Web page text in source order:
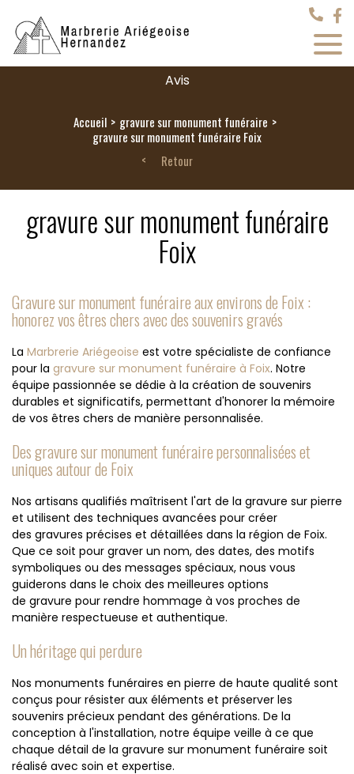
Avis
Accueil
gravure sur monument funéraire
gravure sur monument funéraire Foix
Retour
gravure sur monument funéraire
Foix
Gravure sur monument funéraire aux environs de Foix :
honorez vos êtres chers avec des souvenirs gravés
La Marbrerie Ariégeoise est votre spécialiste de confiance
pour la gravure sur monument funéraire à Foix. Notre
équipe passionnée se dédie à la création de souvenirs
durables et significatifs, permettant d'honorer la mémoire
de vos êtres chers de manière personnalisée.
Des gravure sur monument funéraire personnalisées et
uniques autour de Foix
Nos artisans qualifiés maîtrisent l'art de la gravure sur pierre
et utilisent des techniques avancées pour créer
des gravures précises et détaillées dans la région de Foix.
Que ce soit pour graver un nom, des dates, des motifs
symboliques ou des messages spéciaux, nous vous
guiderons dans le choix des meilleures options
de gravure pour rendre hommage à vos proches de
manière respectueuse et authentique.
Un héritage qui perdure
Nos monuments funéraires en pierre de haute qualité sont
conçus pour résister aux éléments et préserver les
souvenirs précieux pendant des générations. De la
conception à l'installation, notre équipe veille à ce que
chaque détail de la gravure sur monument funéraire soit
réalisé avec soin et expertise.